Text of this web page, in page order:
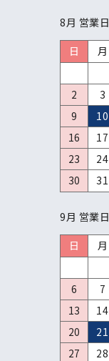
8月 営業日
日
月
2
3
9
10
16
17
23
24
30
31
9月 営業日
日
月
6
7
13
14
20
21
27
28